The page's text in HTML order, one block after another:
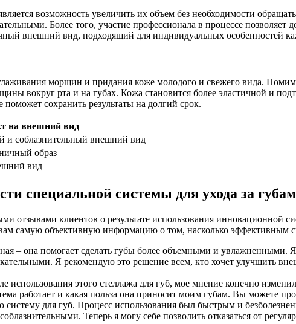
возможность увеличить их объем без необходимости
Более того, участие профессионала в процессе
внешний вид, подходящий для индивидуальных особенностей
морщин и придания коже молодого и свежего вида.
вокруг рта и на губах. Кожа становится более эластичной и
сохранить результаты на долгий срок.
на внешний вид
и соблазнительный внешний вид
образ
вид
специальной системы для ухода за
отзывами клиентов о результате использования инновационной
самую объективную информацию о том, насколько эффективным
– она помогает сделать губы более объемными и увлажненными.
Я рекомендую это решение всем, кто хочет улучшить
использования этого стеллажа для губ, мое мнение конечно
работает и какая польза она приносит моим губам. Вы можете
систему для губ. Процесс использования был быстрым и
Теперь я могу себе позволить отказаться от